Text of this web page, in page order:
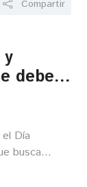
Compartir
y
deben
Día